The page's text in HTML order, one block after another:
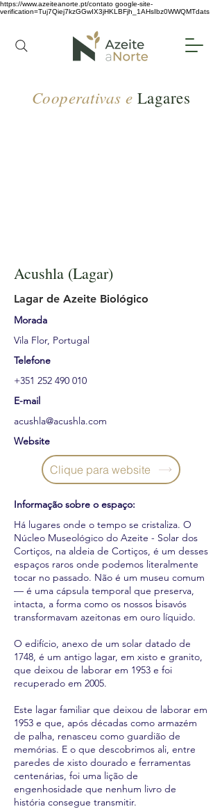
https://www.azeiteanorte.pt/contato google-site-
verification=Tuj7Qiej7kzGGwIX3jHKLBFjh_1AHsIbz0WWQMTdats
Cooperativas e Lagares
Acushla (Lagar)
Lagar de Azeite Biológico
Morada
Vila Flor, Portugal
Telefone
+351 252 490 010
E-mail
acushla@acushla.com
Website
Clique para website
Informação sobre o espaço:
Há lugares onde o tempo se cristaliza. O
Núcleo Museológico do Azeite - Solar dos
Cortiços, na aldeia de Cortiços, é um desses
espaços raros onde podemos literalmente
tocar no passado. Não é um museu comum
— é uma cápsula temporal que preserva,
intacta, a forma como os nossos bisavós
transformavam azeitonas em ouro líquido.
O edifício, anexo de um solar datado de
1748, é um antigo lagar, em xisto e granito,
que deixou de laborar em 1953 e foi
recuperado em 2005.
Este lagar familiar que deixou de laborar em
1953 e que, após décadas como armazém
de palha, renasceu como guardião de
memórias. E o que descobrimos ali, entre
paredes de xisto dourado e ferramentas
centenárias, foi uma lição de
engenhosidade que nenhum livro de
história consegue transmitir.